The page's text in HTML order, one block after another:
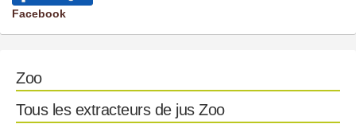
Facebook
Zoo
Tous les extracteurs de jus Zoo